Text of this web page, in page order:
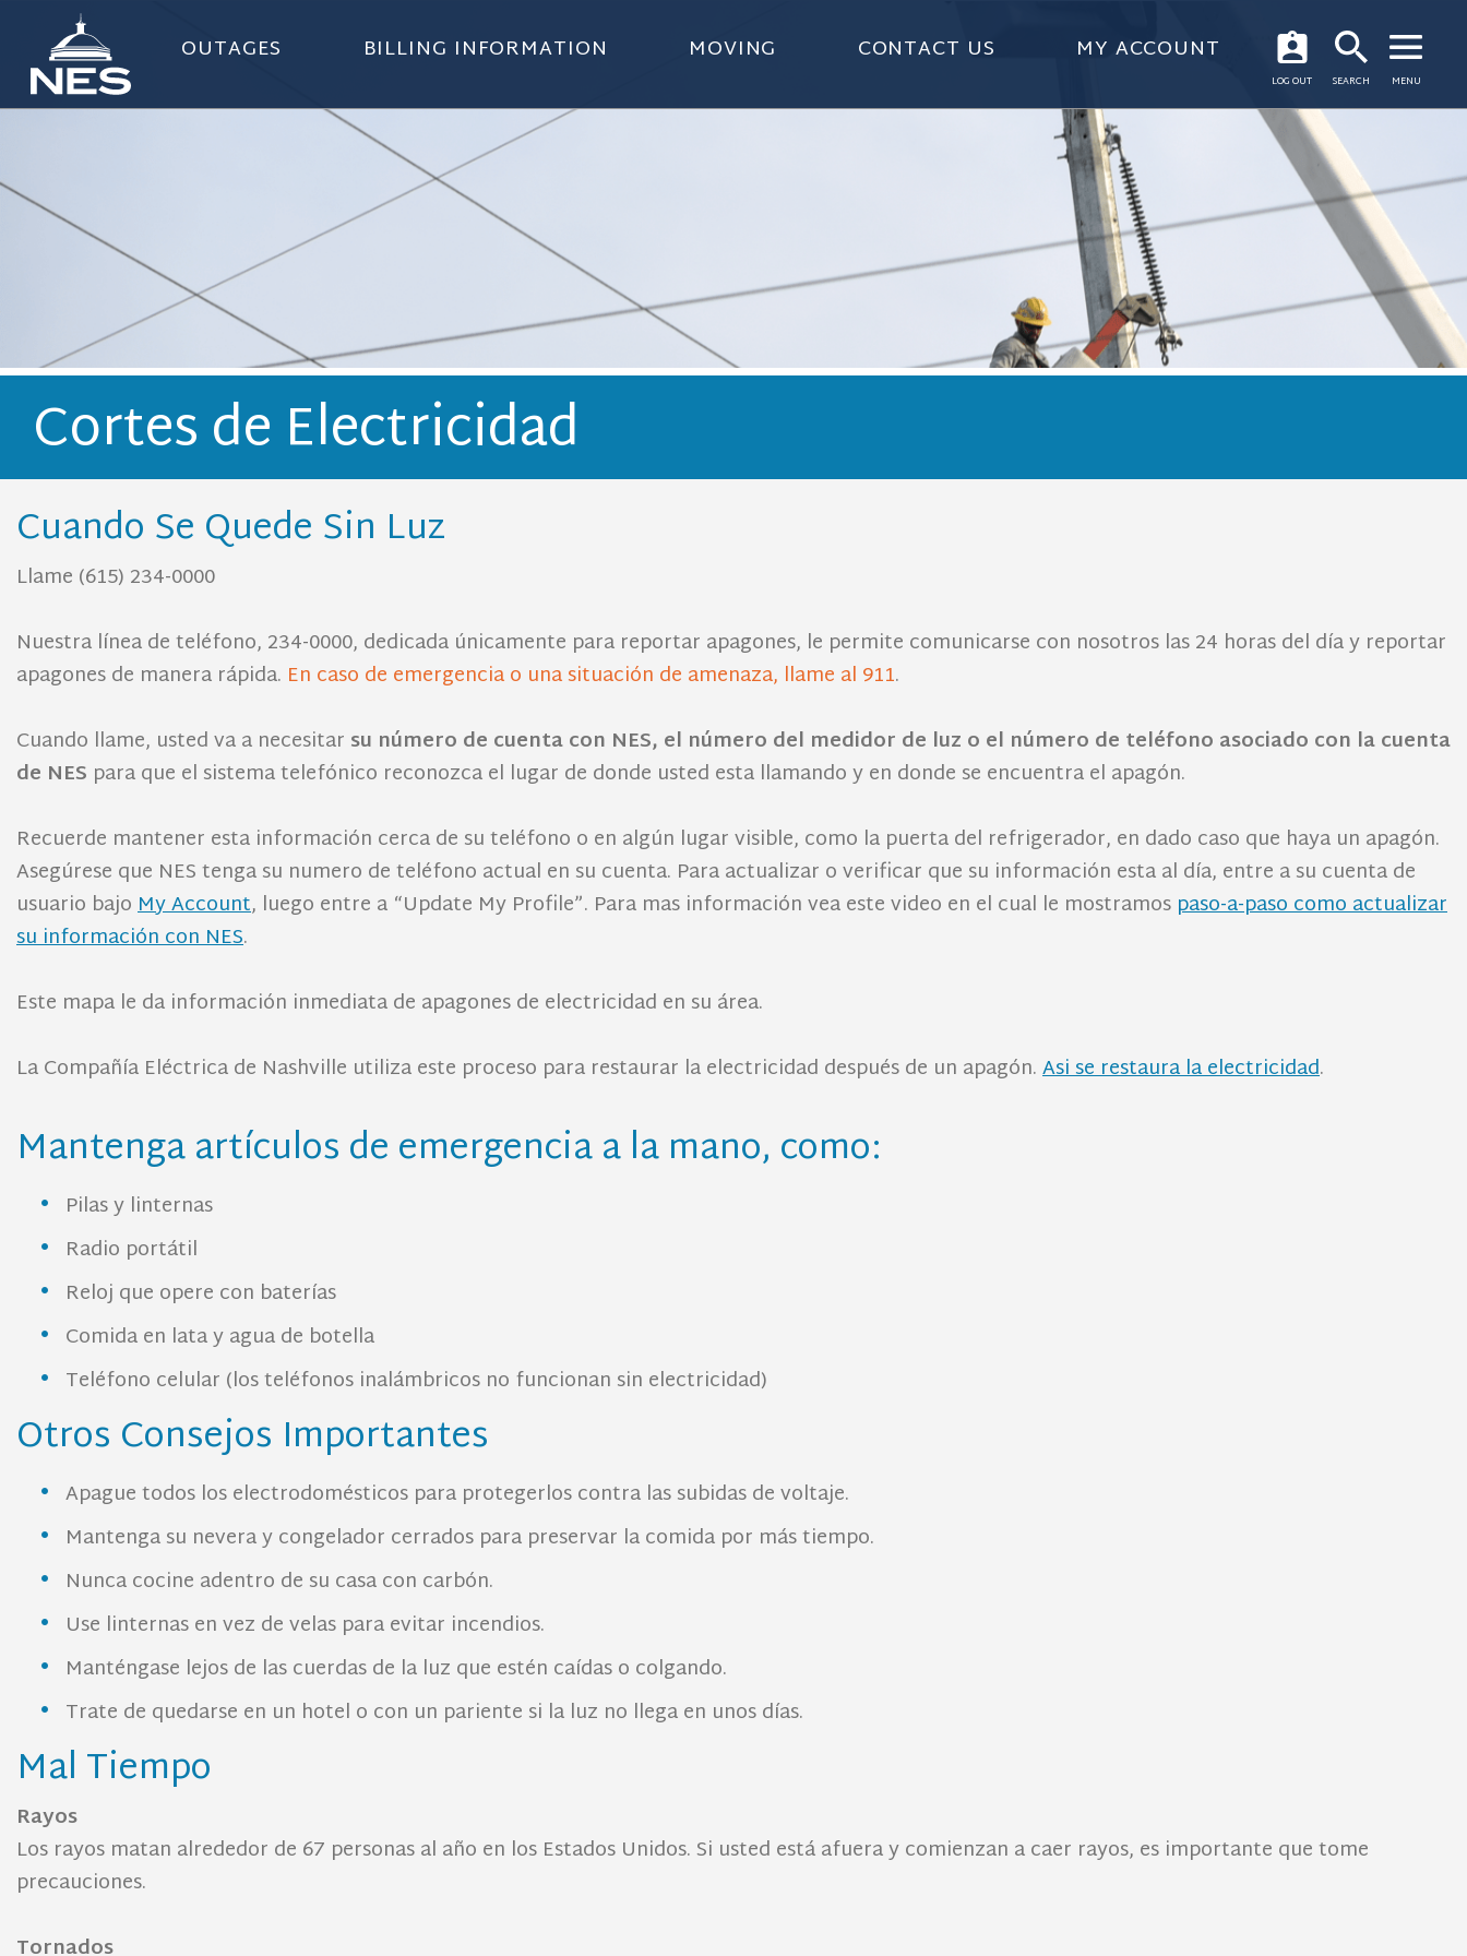
OUTAGES BILLING INFORMATION MOVING CONTACT US MY ACCOUNT
LOG OUT SEARCH
MENU
Cortes de Electricidad
Cuando Se Quede Sin Luz
Llame (615) 234-0000
Nuestra línea de teléfono, 234-0000, dedicada únicamente para reportar apagones, le permite comunicarse con nosotros las 24 horas del día y reportar
apagones de manera rápida. En caso de emergencia o una situación de amenaza, llame al 911.
Cuando llame, usted va a necesitar su número de cuenta con NES, el número del medidor de luz o el número de teléfono asociado con la cuenta
de NES para que el sistema telefónico reconozca el lugar de donde usted esta llamando y en donde se encuentra el apagón.
Recuerde mantener esta información cerca de su teléfono o en algún lugar visible, como la puerta del refrigerador, en dado caso que haya un apagón.
Asegúrese que NES tenga su numero de teléfono actual en su cuenta. Para actualizar o verificar que su información esta al día, entre a su cuenta de
usuario bajoMy Account, luego entre a “Update My Profile”. Para mas información vea este video en el cual le mostramos paso-a-paso como actualizar
su información con NES.
Este mapa le da información inmediata de apagones de electricidad en su área.
La Compañía Eléctrica de Nashville utiliza este proceso para restaurar la electricidad después de un apagón.Asi se restaura la electricidad.
Mantenga artículos de emergencia a la mano, como:
Pilas y linternas
Radio portátil
Reloj que opere con baterías
Comida en lata y agua de botella
Teléfono celular (los teléfonos inalámbricos no funcionan sin electricidad)
Otros Consejos Importantes
Apague todos los electrodomésticos para protegerlos contra las subidas de voltaje.
Mantenga su nevera y congelador cerrados para preservar la comida por más tiempo.
Nunca cocine adentro de su casa con carbón.
Use linternas en vez de velas para evitar incendios.
Manténgase lejos de las cuerdas de la luz que estén caídas o colgando.
Trate de quedarse en un hotel o con un pariente si la luz no llega en unos días.
Mal Tiempo
Rayos
Los rayos matan alrededor de 67 personas al año en los Estados Unidos. Si usted está afuera y comienzan a caer rayos, es importante que tome
precauciones.